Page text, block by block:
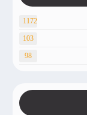
1172
103
98